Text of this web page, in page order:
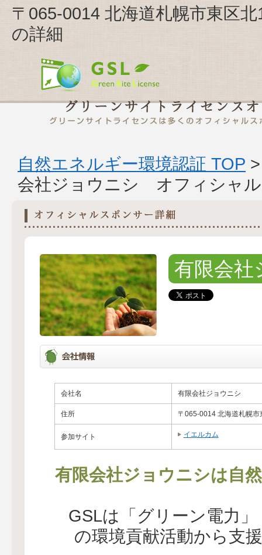
〒065-0014 北海道札幌市東区
の詳細
自然エネルギー環境認証 TOP
会社ジョウニシ オフィシャ
有限会社
会社名 有限会社ジョウニシ
住所 〒065-0014 北海道札幌
参加サイト イエルカム
有限会社ジョウニシは自
GSLは「グリーン電力
の環境貢献活動から支